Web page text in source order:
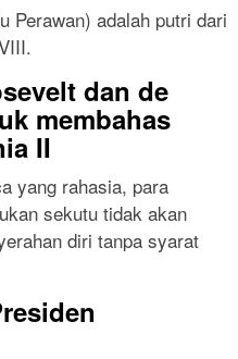
Perawan) adalah putri dari
dan de
membahas
II
yang rahasia, para
sekutu tidak akan
diri tanpa syarat